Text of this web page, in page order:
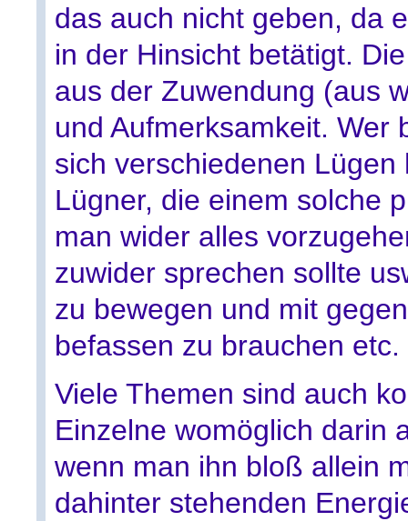
das auch nicht geben, da
in der Hinsicht betätigt.
aus der Zuwendung (aus
und Aufmerksamkeit. Wer
sich verschiedenen
Lügner, die einem solche
man wider alles
zuwider sprechen sollte
zu bewegen und mit
befassen zu brauchen etc.
Viele Themen sind auch
Einzelne womöglich darin
wenn man ihn bloß allein
dahinter stehenden